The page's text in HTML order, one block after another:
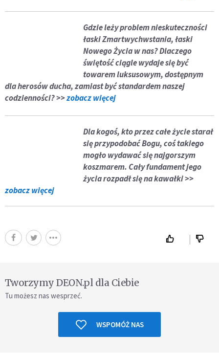
Gdzie leży problem nieskuteczności
łaski Zmartwychwstania, łaski
Nowego Życia w nas? Dlaczego
świętość ciągle wydaje się być
towarem luksusowym, dostępnym
dla herosów ducha, zamiast być standardem naszej
codzienności? >>zobacz więcej
Dla kogoś, kto przez całe życie starał
się przypodobać Bogu, coś takiego
mogło wydawać się najgorszym
koszmarem. Cały fundament jego
życia rozpadł się na kawałki >>
zobacz więcej
Tworzymy DEON.pl dla Ciebie
Tu możesz nas wesprzeć.
WSPOMÓŻ NAS